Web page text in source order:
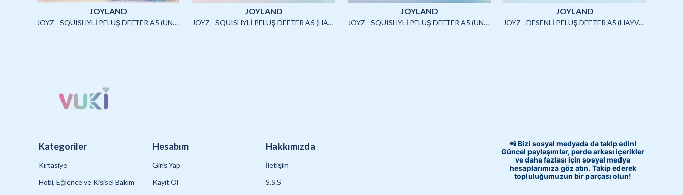
JOYLAND
JOYZ - SQUISHYLİ PELUŞ DEFTER A5 (UNICORN2)-4/S
JOYLAND
JOYZ - SQUISHYLİ PELUŞ DEFTER A5 (HAYVANLAR)-4/S
JOYLAND
JOYZ - SQUISHYLİ PELUŞ DEFTER A5 (UNICORN)-4/S
JOYLAND
JOYZ - DESENLİ PELUŞ DEFTER A5 (HAYVANLAR)-3/S
Kategoriler
Kırtasiye
Hobi, Eğlence ve Kişisel Bakım
Hesabım
Giriş Yap
Kayıt Ol
Hakkımızda
İletişim
S.S.S
📲 Bizi sosyal medyada da takip edin!
Güncel paylaşımlar, perde arkası içerikler
ve daha fazlası için sosyal medya
hesaplarımıza göz atın. Takip ederek
topluluğumuzun bir parçası olun!